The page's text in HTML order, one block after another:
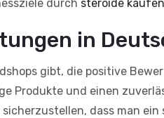
durch steroide
in
gibt, die positive
und einen
dass man